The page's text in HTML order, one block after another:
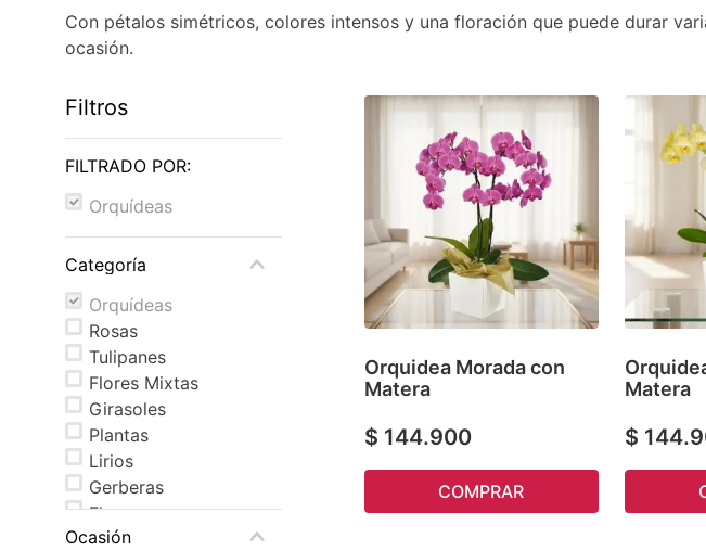
Con pétalos simétricos, colores intensos y una floración que puede durar
ocasión.
Filtros
FILTRADO POR:
Orquídeas
Categoría
Orquídeas
Rosas
Tulipanes
Flores Mixtas
Girasoles
Plantas
Lirios
Gerberas
Flores
Alstroemerias
Ocasión
Orquidea Morada con
Matera
$ 144.900
COMPRAR
Matera
$ 144.
tulipanes amarillos